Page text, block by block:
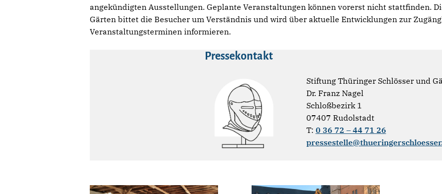
angekündigten Ausstellungen. Geplante Veranstaltungen können vorerst nicht stattfinden.
Gärten bittet die Besucher um Verständnis und wird über aktuelle Entwicklungen zur
Veranstaltungsterminen informieren.
Pressekontakt
Stiftung Thüringer Schlösser und
Dr. Franz Nagel
Schloßbezirk 1
07407 Rudolstadt
T: 0 36 72 – 44 71 26